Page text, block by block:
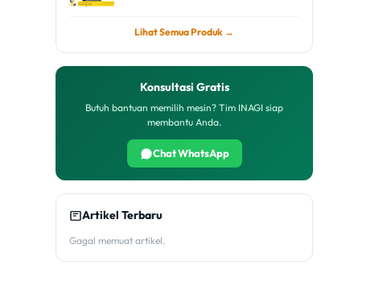
Lihat Semua Produk →
Konsultasi Gratis
Butuh bantuan memilih mesin? Tim INAGI siap
membantu Anda.
Chat WhatsApp
Artikel Terbaru
Gagal memuat artikel.